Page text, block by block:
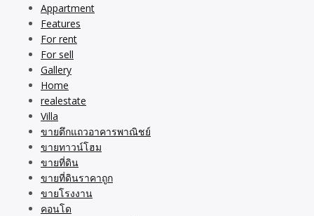
Appartment
Features
For rent
For sell
Gallery
Home
realestate
Villa
ขายตึกแถวอาคารพาณิชย์
ขายทาวน์โฮม
ขายที่ดิน
ขายที่ดินราคาถูก
ขายโรงงาน
คอนโด